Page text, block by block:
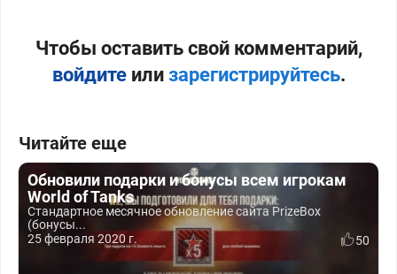
Чтобы оставить свой комментарий,
войдитеили зарегистрируйтесь.
Читайте еще
Обновили подарки и бонусы всем игрокам
World of Tanks
Стандартное месячное обновление сайта PrizeBox
(бонусы...
25 февраля 2020 г.
50